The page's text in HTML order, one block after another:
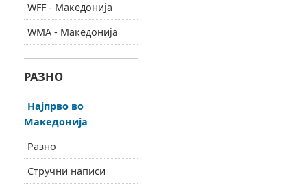
WFF - Македонија
WMA - Македонија
РАЗНО
Најпрво во
Македонија
Разно
Стручни написи